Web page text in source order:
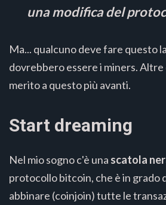
una modifica del
Ma... qualcuno deve fare questo
dovrebbero essere i miners.
merito a questo più avanti.
Start dreaming
Nel mio sogno c'è una scatola
protocollo bitcoin, che è in grado
abbinare (coinjoin) tutte le